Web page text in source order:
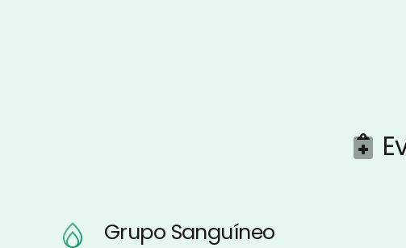
Grupo Sanguíneo